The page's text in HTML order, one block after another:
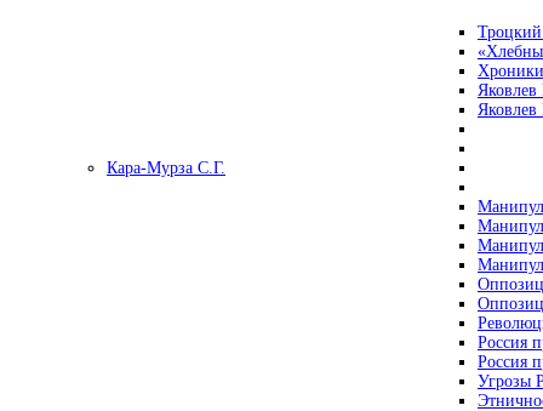
Кара-Мурза С.Г.
Россия
Россия
Угрозы